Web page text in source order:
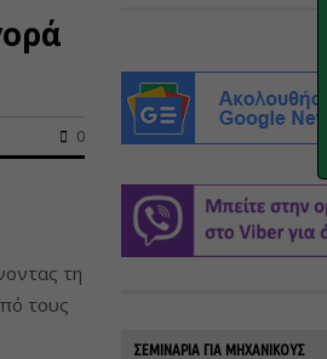
0
τη
τους
ΣΕΜΙΝΑΡΙΑ ΓΙΑ ΜΗΧΑΝΙΚΟΥΣ